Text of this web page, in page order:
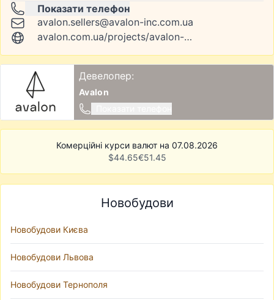
Показати телефон
avalon.sellers@avalon-inc.com.ua
avalon.com.ua/projects/avalon-yard/
Девелопер:
Avalon
Комерційні курси валют на 07.08.2026
$44.65€51.45
Новобудови
Новобудови Києва
Новобудови Львова
Новобудови Тернополя